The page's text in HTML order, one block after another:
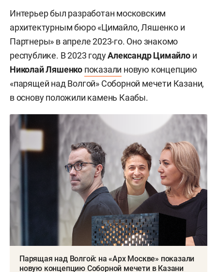
Интерьер был разработан московским
архитектурным бюро «Цимайло, Ляшенко и
Партнеры» в апреле 2023-го. Оно знакомо
республике. В 2023 годуАлександр Цимайлои
Николай Ляшенко показали новую концепцию
«парящей над Волгой» Соборной мечети Казани,
в основу положили камень Каабы.
Парящая над Волгой: на «Арх Москве» показали
новую концепцию Соборной мечети в Казани